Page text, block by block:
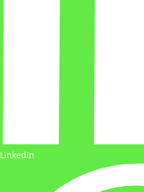
LinkedIn